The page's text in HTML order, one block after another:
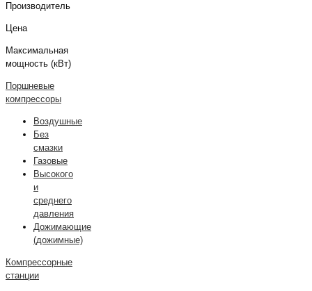
Производитель
Цена
Максимальная
мощность (кВт)
Поршневые
компрессоры
Воздушные
Без
смазки
Газовые
Высокого
и
среднего
давления
Дожимающие
(дожимные)
Компрессорные
станции